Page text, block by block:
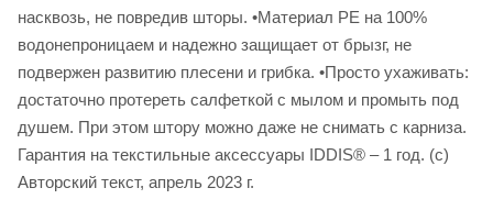
насквозь, не повредив шторы. •Материал PE на 100%
водонепроницаем и надежно защищает от брызг, не
подвержен развитию плесени и грибка. •Просто ухаживать:
достаточно протереть салфеткой с мылом и промыть под
душем. При этом штору можно даже не снимать с карниза.
Гарантия на текстильные аксессуары IDDIS® – 1 год. (с)
Авторский текст, апрель 2023 г.